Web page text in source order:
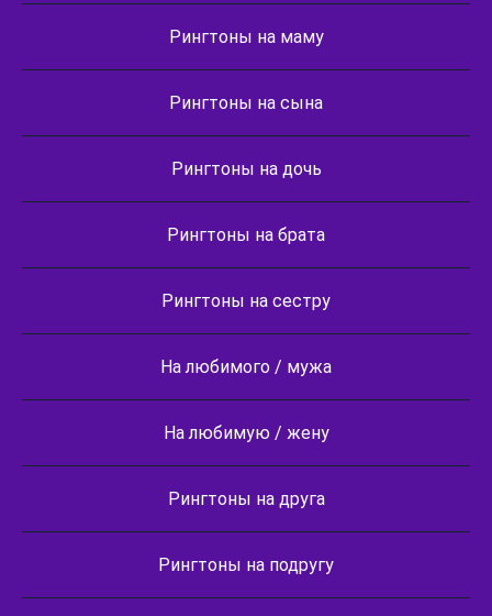
Рингтоны на маму
Рингтоны на сына
Рингтоны на дочь
Рингтоны на брата
Рингтоны на сестру
На любимого / мужа
На любимую / жену
Рингтоны на друга
Рингтоны на подругу